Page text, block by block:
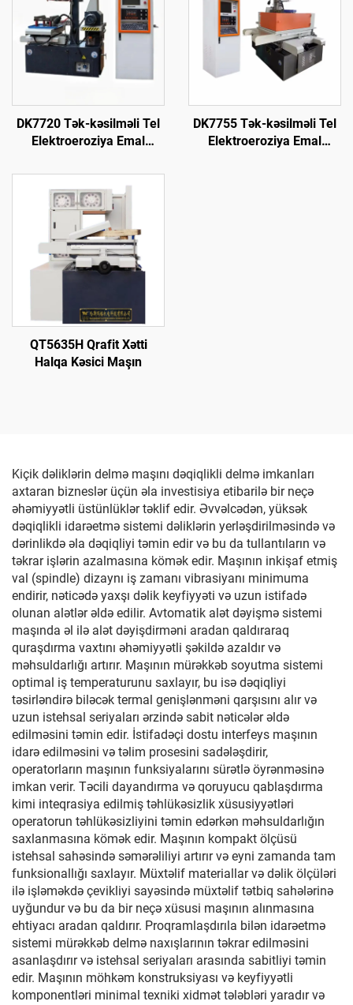
DK7720 Tək-kəsilməli Tel
Elektroeroziya Emal
DK7755 Tək-kəsilməli Tel
Elektroeroziya Emal
QT5635H Qrafit Xətti
Halqa Kəsici Maşın
Kiçik dəliklərin delmə maşını dəqiqlikli delmə imkanları
axtaran bizneslər üçün əla investisiya etibarilə bir neçə
əhəmiyyətli üstünlüklər təklif edir. Əvvəlcədən, yüksək
dəqiqlikli idarəetmə sistemi dəliklərin yerləşdirilməsində və
dərinlikdə əla dəqiqliyi təmin edir və bu da tullantıların və
təkrar işlərin azalmasına kömək edir. Maşının inkişaf etmiş
val (spindle) dizaynı iş zamanı vibrasiyanı minimuma
endirir, nəticədə yaxşı dəlik keyfiyyəti və uzun istifadə
olunan alətlər əldə edilir. Avtomatik alət dəyişmə sistemi
maşında əl ilə alət dəyişdirməni aradan qaldıraraq
quraşdırma vaxtını əhəmiyyətli şəkildə azaldır və
məhsuldarlığı artırır. Maşının mürəkkəb soyutma sistemi
optimal iş temperaturunu saxlayır, bu isə dəqiqliyi
təsirləndirə biləcək termal genişlənməni qarşısını alır və
uzun istehsal seriyaları ərzində sabit nəticələr əldə
edilməsini təmin edir. İstifadəçi dostu interfeys maşının
idarə edilməsini və təlim prosesini sadələşdirir,
operatorların maşının funksiyalarını sürətlə öyrənməsinə
imkan verir. Təcili dayandırma və qoruyucu qablaşdırma
kimi inteqrasiya edilmiş təhlükəsizlik xüsusiyyətləri
operatorun təhlükəsizliyini təmin edərkən məhsuldarlığın
saxlanmasına kömək edir. Maşının kompakt ölçüsü
istehsal sahəsində səmərəliliyi artırır və eyni zamanda tam
funksionallığı saxlayır. Müxtəlif materiallar və dəlik ölçüləri
ilə işləməkdə çevikliyi sayəsində müxtəlif tətbiq sahələrinə
uyğundur və bu da bir neçə xüsusi maşının alınmasına
ehtiyacı aradan qaldırır. Proqramlaşdırıla bilən idarəetmə
sistemi mürəkkəb delmə naxışlarının təkrar edilməsini
asanlaşdırır və istehsal seriyaları arasında sabitliyi təmin
edir. Maşının möhkəm konstruksiyası və keyfiyyətli
komponentləri minimal texniki xidmət tələbləri yaradır və